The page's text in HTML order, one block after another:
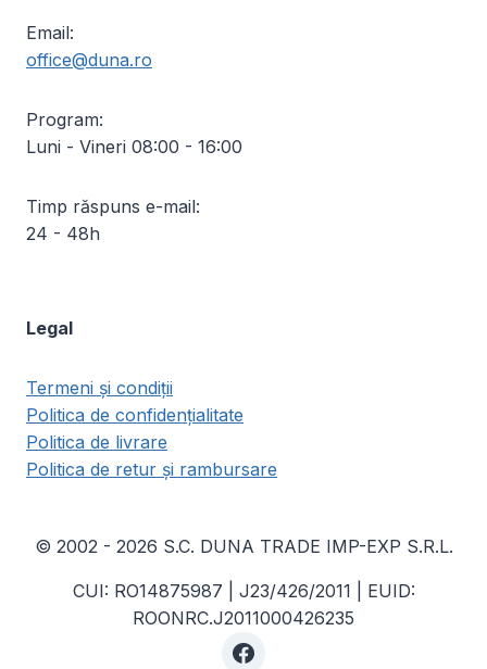
Email:
office@duna.ro
Program:
Luni - Vineri 08:00 - 16:00
Timp răspuns e-mail:
24 - 48h
Legal
Termeni și condiții
Politica de confidențialitate
Politica de livrare
Politica de retur și rambursare
© 2002 - 2026 S.C. DUNA TRADE IMP-EXP S.R.L.
CUI: RO14875987 | J23/426/2011 | EUID:
ROONRC.J2011000426235